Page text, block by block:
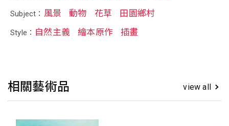
Subject： 風景 動物 花草 田園鄉村
Style： 自然主義 繪本原作 插畫
相關藝術品 view all